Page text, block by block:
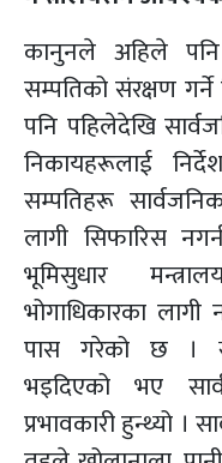
कानुनले अहिले पनि
सम्पतिको संरक्षण
पनि पहिलेदेखि
निकायहरूलाई
सम्पतिहरू
लागी सिफारिस
भूमिसुधार
भोगाधिकारका
पास गरेको छ ।
भइदिएको भए
प्रभावकारी हुन्थ्यो ।